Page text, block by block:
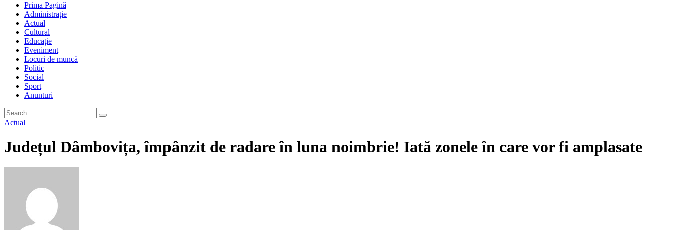
Prima Pagină
Administrație
Actual
Cultural
Educație
Eveniment
Locuri de muncă
Politic
Social
Sport
Anunturi
Actual
Județul Dâmbovița, împânzit de radare în luna noimbrie! Iată zonele în care vor fi amplasate